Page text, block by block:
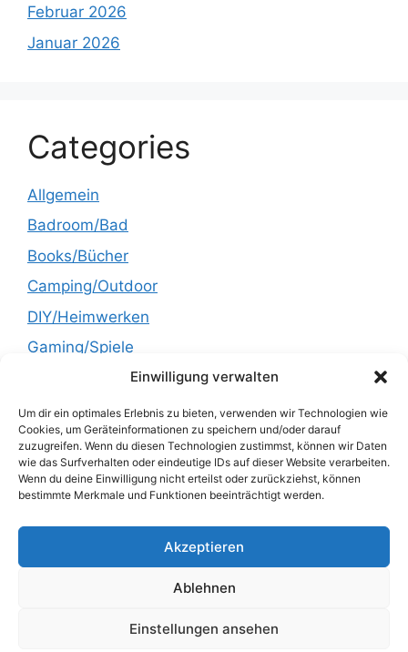
Einwilligung verwalten
Um dir ein optimales Erlebnis zu bieten, verwenden wir Technologien wie
Cookies, um Geräteinformationen zu speichern und/oder darauf
zuzugreifen. Wenn du diesen Technologien zustimmst, können wir Daten
wie das Surfverhalten oder eindeutige IDs auf dieser Website verarbeiten.
Wenn du deine Einwilligung nicht erteilst oder zurückziehst, können
bestimmte Merkmale und Funktionen beeinträchtigt werden.
Akzeptieren
Ablehnen
Einstellungen ansehen
Februar 2026
Januar 2026
Categories
Allgemein
Badroom/Bad
Books/Bücher
Camping/Outdoor
DIY/Heimwerken
Gaming/Spiele
Garden/Garten
Health/Gesundheit
Kitchen/Küche
Lifestyle
Recipes/Rezepte
Technology/Technik